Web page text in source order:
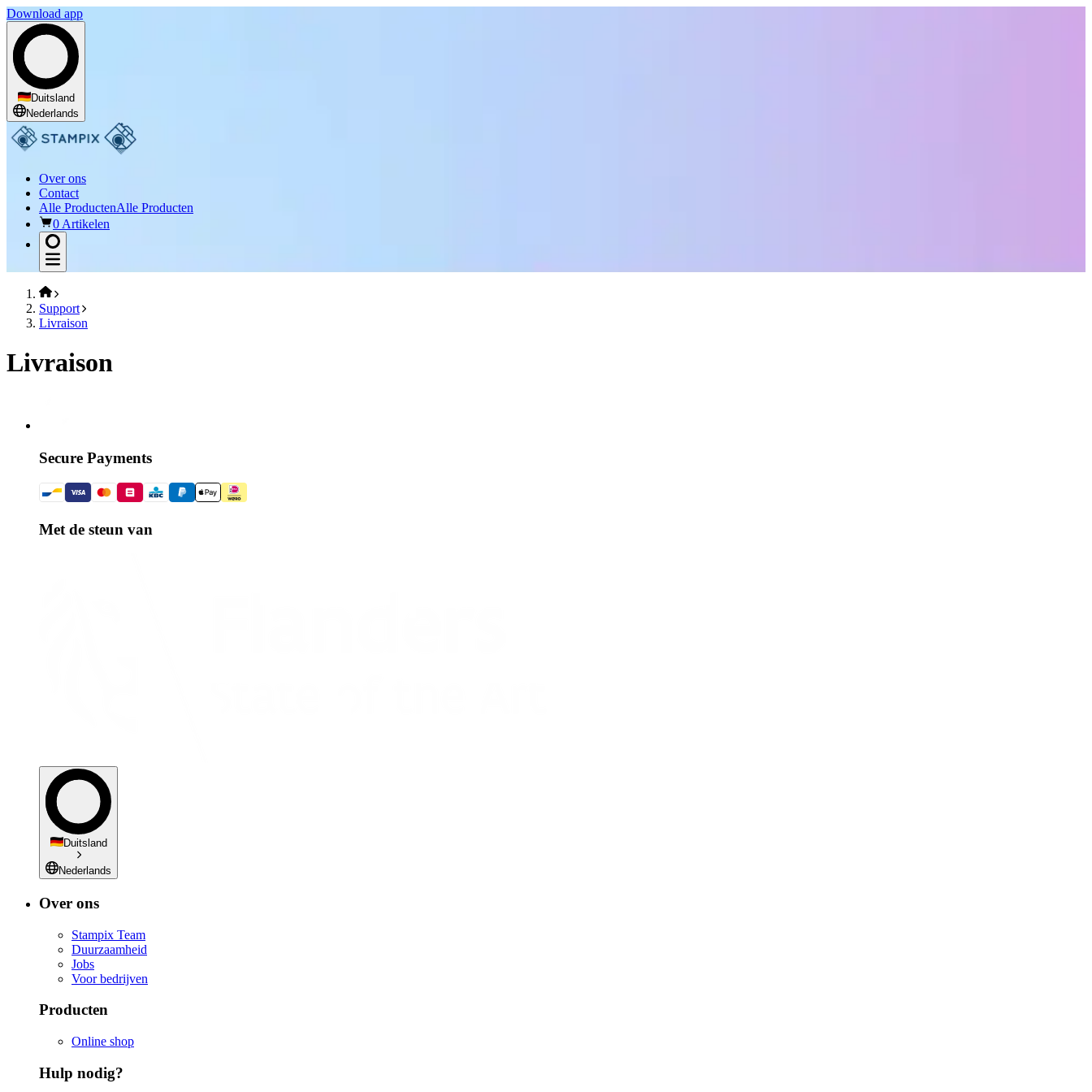
Download app
Duitsland
Nederlands
Over ons
Contact
Alle ProductenAlle Producten
0 Artikelen
Support
Livraison
Livraison
Secure Payments
Met de steun van
Duitsland
Nederlands
Over ons
Stampix Team
Duurzaamheid
Jobs
Voor bedrijven
Producten
Online shop
Hulp nodig?